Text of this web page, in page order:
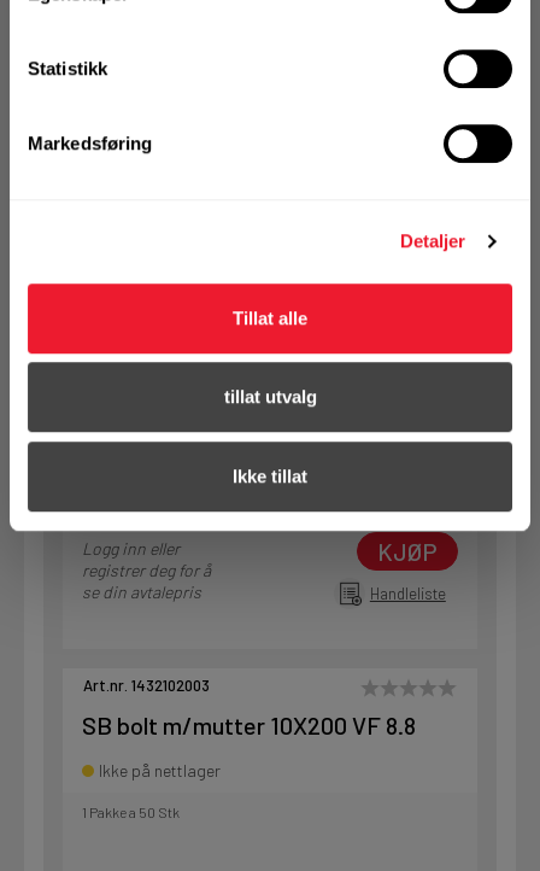
Statistikk
Markedsføring
Detaljer
Tillat alle
tillat utvalg
Ikke tillat
Logg inn eller
registrer deg for å
se din avtalepris
KJØP
Handleliste
Art.nr. 1432102003
SB bolt m/mutter 10X200 VF 8.8
Ikke på nettlager
1 Pakke a 50 Stk